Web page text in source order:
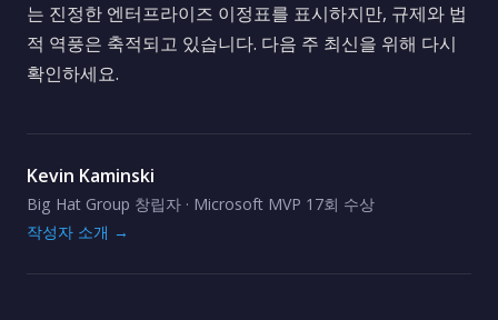
는 진정한 엔터프라이즈 이정표를 표시하지만, 규제와 법
적 역풍은 축적되고 있습니다. 다음 주 최신을 위해 다시
확인하세요.
Kevin Kaminski
Big Hat Group 창립자 · Microsoft MVP 17회 수상
작성자 소개 →